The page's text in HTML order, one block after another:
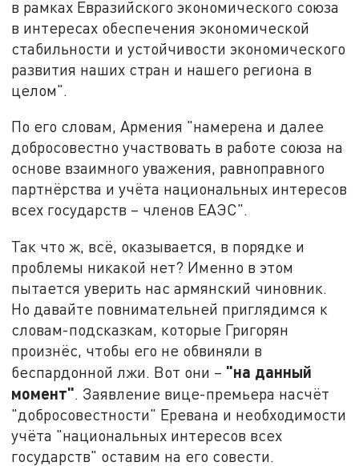
в рамках Евразийского экономического союза
в интересах обеспечения экономической
стабильности и устойчивости экономического
развития наших стран и нашего региона в
целом".
По его словам, Армения "намерена и далее
добросовестно участвовать в работе союза на
основе взаимного уважения, равноправного
партнёрства и учёта национальных интересов
всех государств – членов ЕАЭС".
Так что ж, всё, оказывается, в порядке и
проблемы никакой нет? Именно в этом
пытается уверить нас армянский чиновник.
Но давайте повнимательней приглядимся к
словам-подсказкам, которые Григорян
произнёс, чтобы его не обвиняли в
беспардонной лжи. Вот они – "на данный
момент". Заявление вице-премьера насчёт
"добросовестности" Еревана и необходимости
учёта "национальных интересов всех
государств" оставим на его совести.